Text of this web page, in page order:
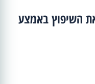
השיפוץ באמצע